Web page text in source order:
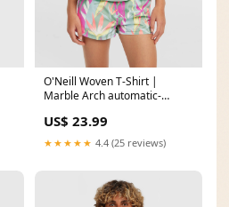
O'Neill Woven T-Shirt |
Marble Arch automatic-
US$ 23.99
★★★★★ 4.4 (25 reviews)